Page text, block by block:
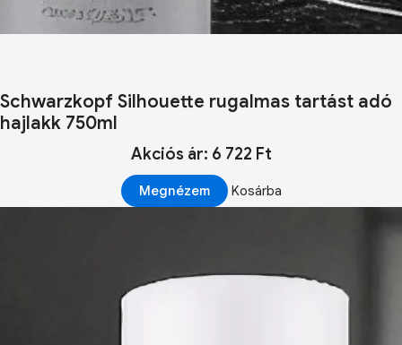
Schwarzkopf Silhouette rugalmas tartást adó
hajlakk 750ml
Akciós ár: 6 722 Ft
Megnézem Kosárba